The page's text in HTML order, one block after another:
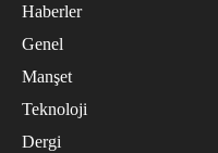
Haberler
Genel
Manşet
Teknoloji
Dergi